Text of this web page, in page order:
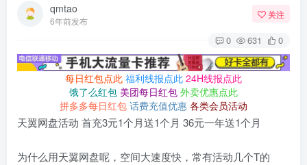
qmtao
6年前发布
关注
0 631 0
每日红包点此 福利线报点此 24H线报点此
饿了么红包 美团每日红包 外卖优惠点此
拼多多每日红包 话费充值优惠 各类会员活动
天翼网盘活动 首充3元1个月送1个月 36元一年送1个月
为什么用天翼网盘呢，空间大速度快，常有活动几个T的